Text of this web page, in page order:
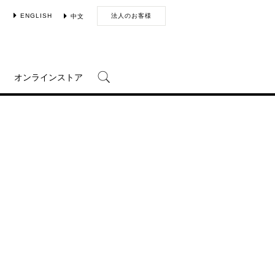
ENGLISH 中文 法人のお客様
オンラインストア